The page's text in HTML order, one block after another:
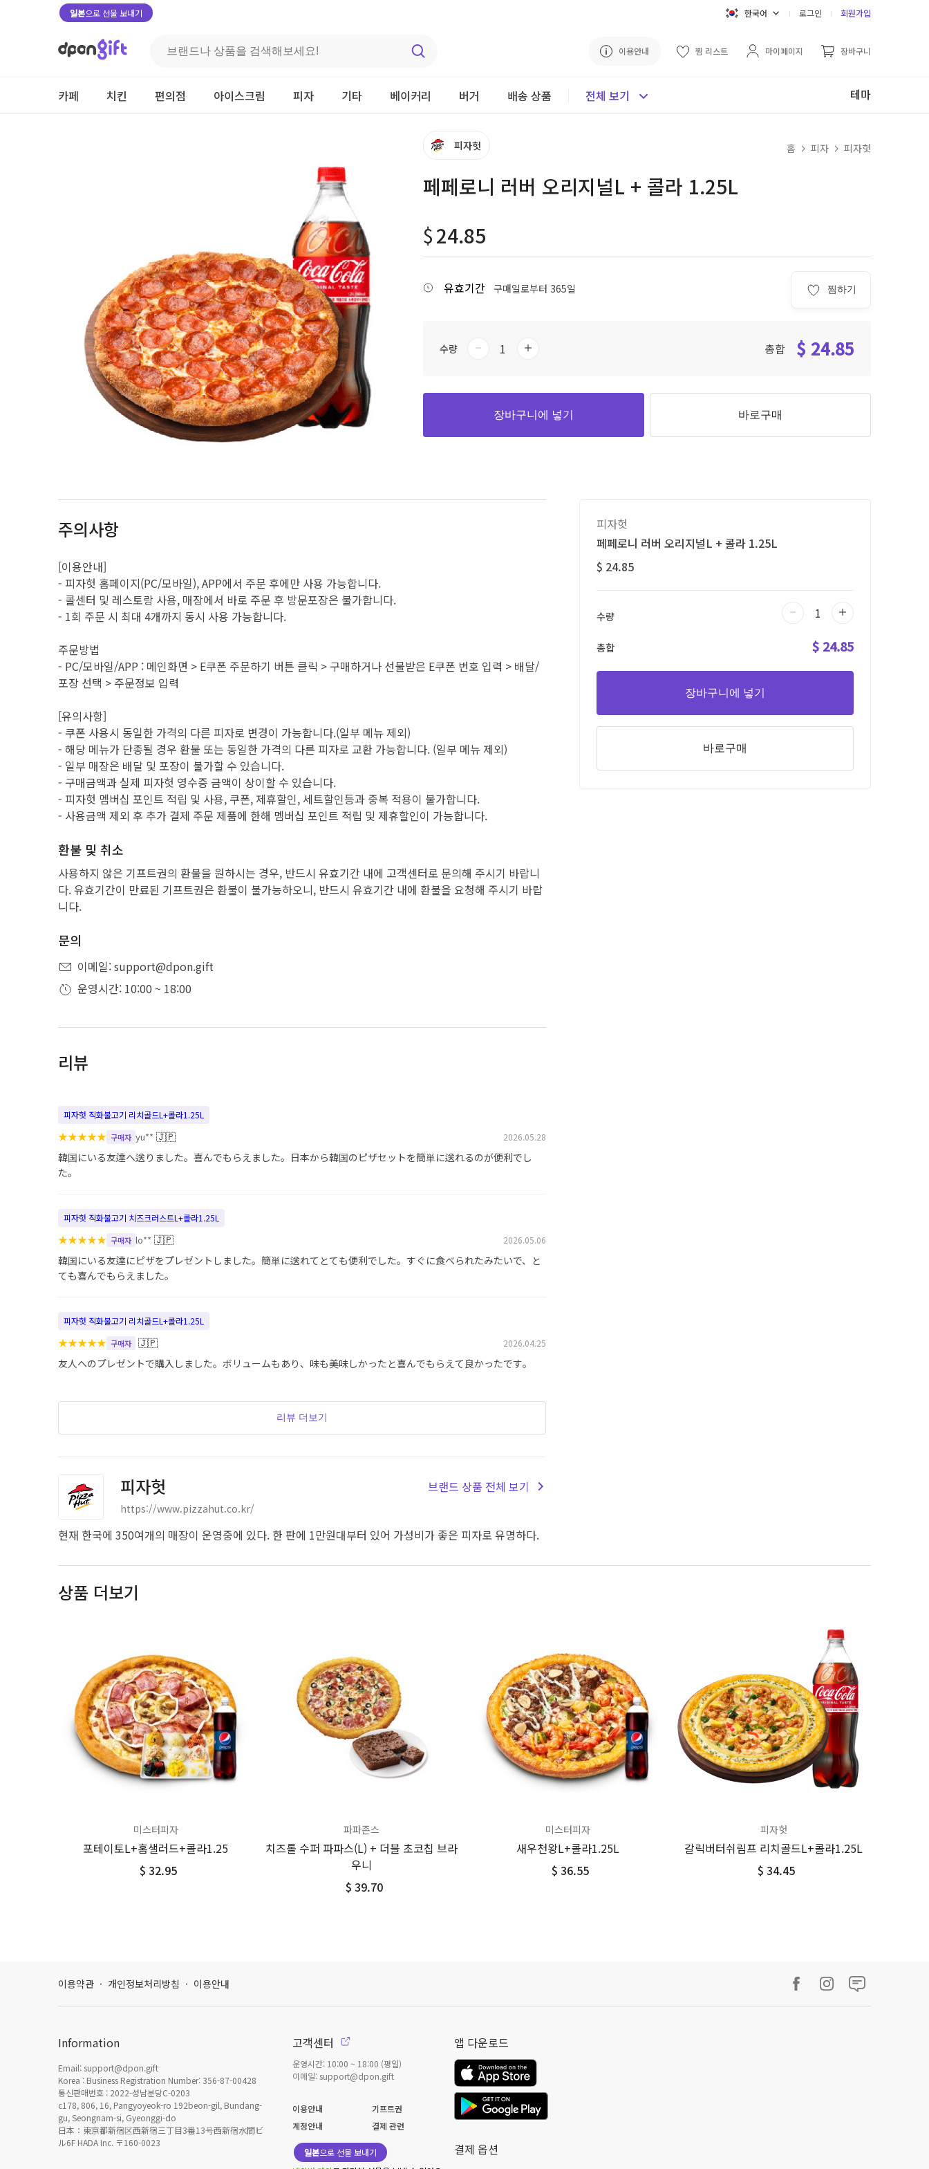
일본으로 선물 보내기 한국어 로그인 회원가입
이용안내 찜 리스트 마이페이지 장바구니
카페 치킨 편의점 아이스크림 피자 기타 베이커리 버거 배송 상품 전체 보기 테마
피자헛 홈 피자 피자헛
페페로니 러버 오리지널L + 콜라 1.25L
$24.85
찜하기
유효기간 구매일로부터 365일
수량 총합 $ 24.85
장바구니에 넣기 바로구매
주의사항
[이용안내]
- 피자헛 홈페이지(PC/모바일), APP에서 주문 후에만 사용 가능합니다.
- 콜센터 및 레스토랑 사용, 매장에서 바로 주문 후 방문포장은 불가합니다.
- 1회 주문 시 최대 4개까지 동시 사용 가능합니다.
주문방법
- PC/모바일/APP : 메인화면 > E쿠폰 주문하기 버튼 클릭 > 구매하거나 선물받은 E쿠폰 번호 입력 > 배달/
포장 선택 > 주문정보 입력
[유의사항]
- 쿠폰 사용시 동일한 가격의 다른 피자로 변경이 가능합니다.(일부 메뉴 제외)
- 해당 메뉴가 단종될 경우 환불 또는 동일한 가격의 다른 피자로 교환 가능합니다. (일부 메뉴 제외)
- 일부 매장은 배달 및 포장이 불가할 수 있습니다.
- 구매금액과 실제 피자헛 영수증 금액이 상이할 수 있습니다.
- 피자헛 멤버십 포인트 적립 및 사용, 쿠폰, 제휴할인, 세트할인등과 중복 적용이 불가합니다.
- 사용금액 제외 후 추가 결제 주문 제품에 한해 멤버십 포인트 적립 및 제휴할인이 가능합니다.
환불 및 취소
사용하지 않은 기프트권의 환불을 원하시는 경우, 반드시 유효기간 내에 고객센터로 문의해 주시기 바랍니
다. 유효기간이 만료된 기프트권은 환불이 불가능하오니, 반드시 유효기간 내에 환불을 요청해 주시기 바랍
니다.
문의
이메일: support@dpon.gift
운영시간: 10:00 ~ 18:00
리뷰
피자헛 직화불고기 리치골드L+콜라1.25L
★★★★★ 구매자 yu** 🇯🇵 2026.05.28
韓国にいる友達へ送りました。喜んでもらえました。日本から韓国のピザセットを簡単に送れるのが便利でし
た。
피자헛 직화불고기 치즈크러스트L+콜라1.25L
★★★★★ 구매자 lo** 🇯🇵 2026.05.06
韓国にいる友達にピザをプレゼントしました。簡単に送れてとても便利でした。すぐに食べられたみたいで、と
ても喜んでもらえました。
피자헛 직화불고기 리치골드L+콜라1.25L
★★★★★ 구매자 🇯🇵 2026.04.25
友人へのプレゼントで購入しました。ボリュームもあり、味も美味しかったと喜んでもらえて良かったです。
리뷰 더보기
피자헛
https://www.pizzahut.co.kr/
브랜드 상품 전체 보기
현재 한국에 350여개의 매장이 운영중에 있다. 한 판에 1만원대부터 있어 가성비가 좋은 피자로 유명하다.
피자헛
페페로니 러버 오리지널L + 콜라 1.25L
$ 24.85
수량
총합 $ 24.85
장바구니에 넣기
바로구매
상품 더보기
미스터피자
포테이토L+홈샐러드+콜라1.25
$ 32.95
파파존스
치즈롤 수퍼 파파스(L) + 더블 초코칩 브라
우니
$ 39.70
미스터피자
새우천왕L+콜라1.25L
$ 36.55
피자헛
갈릭버터쉬림프 리치골드L+콜라1.25L
$ 34.45
이용약관 · 개인정보처리방침 · 이용안내
Information
Email: support@dpon.gift
Korea : Business Registration Number: 356-87-00428
통신판매번호 : 2022-성남분당C-0203
c178, 806, 16, Pangyoyeok-ro 192beon-gil, Bundang-
gu, Seongnam-si, Gyeonggi-do
日本：東京都新宿区西新宿三丁目3番13号西新宿水間ビ
ル6F HADA Inc. 〒160-0023
고객센터
운영시간: 10:00 ~ 18:00 (평일)
이메일: support@dpon.gift
이용안내
기프트권
계정안내
결제 관련
일본으로 선물 보내기
앱 다운로드
결제 옵션